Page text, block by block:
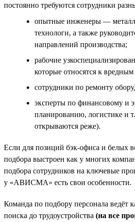
постоянно требуются сотрудники
опытные инженеры —
технологи, а также
направлений производства;
рабочие
которые относятся к
сотрудники по ремонту
эксперты по финансовому и
планированию, логистике и
открываются реже).
Если для позиций бэк-офиса и белых
подбора выстроен как у многих
подбора сотрудников на ключевые
у «АВИСМА» есть свои особенности.
Команда по подбору персонала ведёт
поиска до трудоустройства (на все